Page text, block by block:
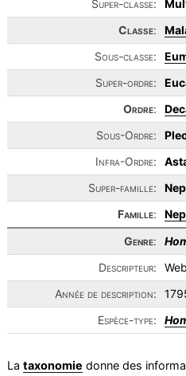
Super-classe:
Classe:
Sous-classe:
Super-ordre:
Ordre:
Sous-Ordre:
Infra-Ordre:
Super-famille:
Famille:
Genre:
Descripteur:
Année de description:
Espèce-type:
La taxonomie donne des